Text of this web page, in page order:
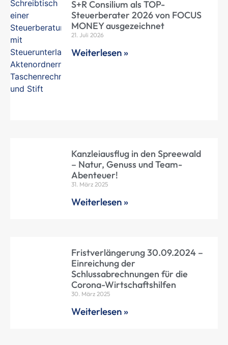
S+R Consilium als TOP-
Steuerberater 2026 von FOCUS
MONEY ausgezeichnet
21. Juli 2026
Weiterlesen »
Kanzleiausflug in den Spreewald
– Natur, Genuss und Team-
Abenteuer!
31. März 2025
Weiterlesen »
Fristverlängerung 30.09.2024 –
Einreichung der
Schlussabrechnungen für die
Corona-Wirtschaftshilfen
30. März 2025
Weiterlesen »